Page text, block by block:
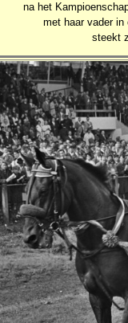
na het
met haar vader
steekt